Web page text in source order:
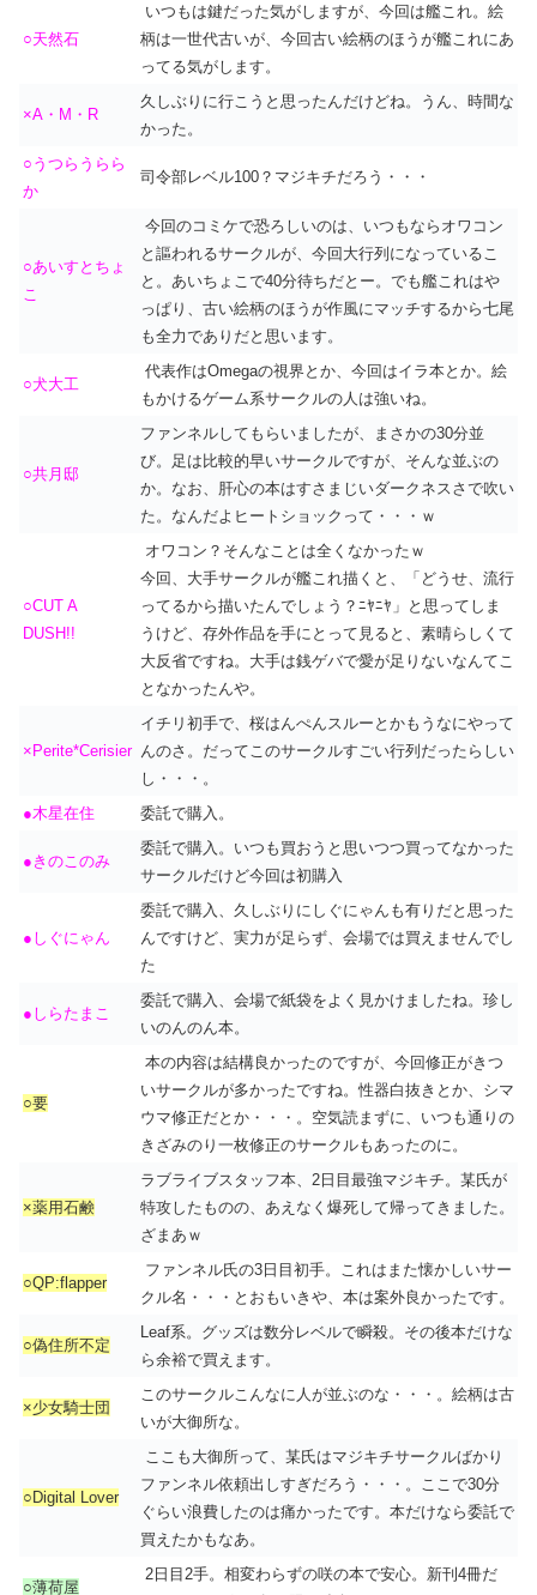
○天然石
いつもは鍵だった気がしますが、今回は艦これ。絵
柄は一世代古いが、今回古い絵柄のほうが艦これにあ
ってる気がします。
×A・M・R
久しぶりに行こうと思ったんだけどね。うん、時間な
かった。
○うつらうらら
か
司令部レベル100？マジキチだろう・・・
○あいすとちょ
こ
今回のコミケで恐ろしいのは、いつもならオワコン
と謳われるサークルが、今回大行列になっているこ
と。あいちょこで40分待ちだとー。でも艦これはや
っぱり、古い絵柄のほうが作風にマッチするから七尾
も全力でありだと思います。
○犬大工
代表作はOmegaの視界とか、今回はイラ本とか。絵
もかけるゲーム系サークルの人は強いね。
○共月邸
ファンネルしてもらいましたが、まさかの30分並
び。足は比較的早いサークルですが、そんな並ぶの
か。なお、肝心の本はすさまじいダークネスさで吹い
た。なんだよヒートショックって・・・ｗ
○CUT A
DUSH!!
オワコン？そんなことは全くなかったｗ
今回、大手サークルが艦これ描くと、「どうせ、流行
ってるから描いたんでしょう？ﾆﾔﾆﾔ」と思ってしま
うけど、存外作品を手にとって見ると、素晴らしくて
大反省ですね。大手は銭ゲバで愛が足りないなんてこ
となかったんや。
×Perite*Cerisier
イチリ初手で、桜はんぺんスルーとかもうなにやって
んのさ。だってこのサークルすごい行列だったらしい
し・・・。
●木星在住
委託で購入。
●きのこのみ
委託で購入。いつも買おうと思いつつ買ってなかった
サークルだけど今回は初購入
●しぐにゃん
委託で購入、久しぶりにしぐにゃんも有りだと思った
んですけど、実力が足らず、会場では買えませんでし
た
●しらたまこ
委託で購入、会場で紙袋をよく見かけましたね。珍し
いのんのん本。
○要
本の内容は結構良かったのですが、今回修正がきつ
いサークルが多かったですね。性器白抜きとか、シマ
ウマ修正だとか・・・。空気読まずに、いつも通りの
きざみのり一枚修正のサークルもあったのに。
×薬用石鹸
ラブライブスタッフ本、2日目最強マジキチ。某氏が
特攻したものの、あえなく爆死して帰ってきました。
ざまあｗ
○QP:flapper
ファンネル氏の3日目初手。これはまた懐かしいサー
クル名・・・とおもいきや、本は案外良かったです。
○偽住所不定
Leaf系。グッズは数分レベルで瞬殺。その後本だけな
ら余裕で買えます。
×少女騎士団
このサークルこんなに人が並ぶのな・・・。絵柄は古
いが大御所な。
○Digital Lover
ここも大御所って、某氏はマジキチサークルばかり
ファンネル依頼出しすぎだろう・・・。ここで30分
ぐらい浪費したのは痛かったです。本だけなら委託で
買えたかもなあ。
○薄荷屋
2日目2手。相変わらずの咲の本で安心。新刊4冊だ